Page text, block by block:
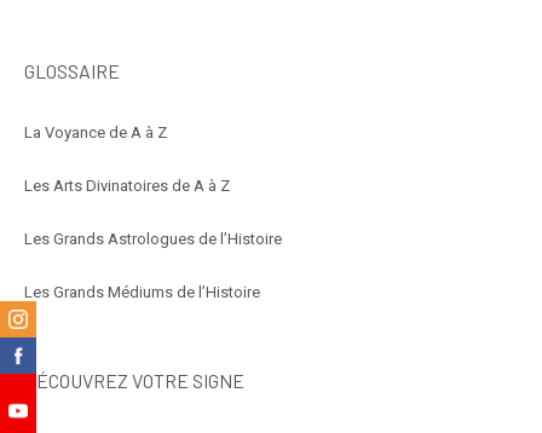
GLOSSAIRE
La Voyance de A à Z
Les Arts Divinatoires de A à Z
Les Grands Astrologues de l’Histoire
Les Grands Médiums de l’Histoire
DÉCOUVREZ VOTRE SIGNE